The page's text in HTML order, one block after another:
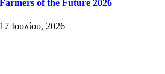
Farmers of the Future 2026
17 Ιουλίου, 2026